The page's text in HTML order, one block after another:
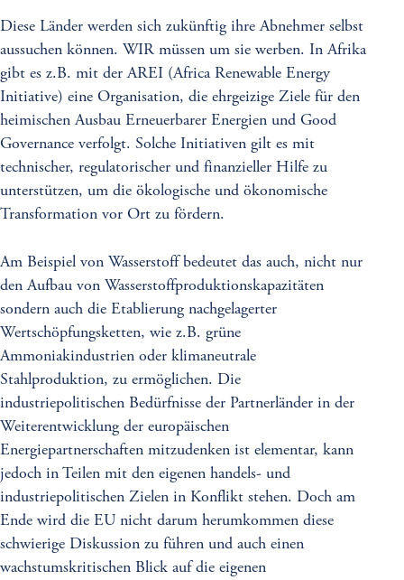
Diese Länder werden sich zukünftig ihre Abnehmer selbst
aussuchen können. WIR müssen um sie werben. In Afrika
gibt es z.B. mit der AREI (Africa Renewable Energy
Initiative) eine Organisation, die ehrgeizige Ziele für den
heimischen Ausbau Erneuerbarer Energien und Good
Governance verfolgt. Solche Initiativen gilt es mit
technischer, regulatorischer und finanzieller Hilfe zu
unterstützen, um die ökologische und ökonomische
Transformation vor Ort zu fördern.
Am Beispiel von Wasserstoff bedeutet das auch, nicht nur
den Aufbau von Wasserstoffproduktionskapazitäten
sondern auch die Etablierung nachgelagerter
Wertschöpfungsketten, wie z.B. grüne
Ammoniakindustrien oder klimaneutrale
Stahlproduktion, zu ermöglichen. Die
industriepolitischen Bedürfnisse der Partnerländer in der
Weiterentwicklung der europäischen
Energiepartnerschaften mitzudenken ist elementar, kann
jedoch in Teilen mit den eigenen handels- und
industriepolitischen Zielen in Konflikt stehen. Doch am
Ende wird die EU nicht darum herumkommen diese
schwierige Diskussion zu führen und auch einen
wachstumskritischen Blick auf die eigenen